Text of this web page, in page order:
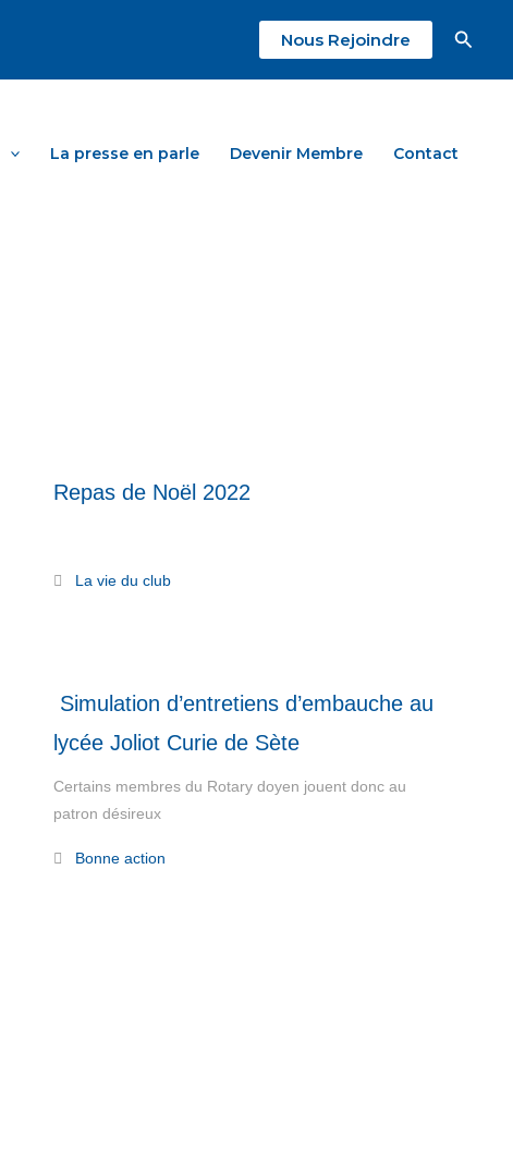
Nous Rejoindre
La presse en parle Devenir Membre Contact
Repas de Noël 2022
La vie du club
Simulation d’entretiens d’embauche au
lycée Joliot Curie de Sète
Certains membres du Rotary doyen jouent donc au
patron désireux
Bonne action